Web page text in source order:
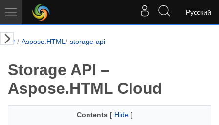
Русский
Aspose.HTML storage-api
Storage API –
Aspose.HTML Cloud
Contents [ Hide ]